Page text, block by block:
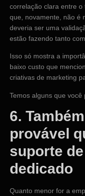
correlação clara entre
que, novamente, não é
deveria ser uma
estão fazendo tanto
Isso só mostra a
baixo custo que
criativas de marketing
Temos alguns que você
6.
provável
suporte
dedicado
Quanto menor for a